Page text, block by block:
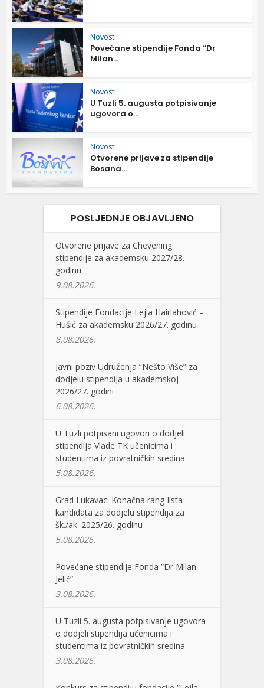
Novosti
Povećane stipendije Fonda “Dr
Milan...
Novosti
U Tuzli 5. augusta potpisivanje
ugovora o...
Novosti
Otvorene prijave za stipendije
Bosana...
POSLJEDNJE OBJAVLJENO
Otvorene prijave za Chevening
stipendije za akademsku 2027/28.
godinu
9.08.2026.
Stipendije Fondacije Lejla Hairlahović –
Hušić za akademsku 2026/27. godinu
8.08.2026.
Javni poziv Udruženja “Nešto Više” za
dodjelu stipendija u akademskoj
2026/27. godini
6.08.2026.
U Tuzli potpisani ugovori o dodjeli
stipendija Vlade TK učenicima i
studentima iz povratničkih sredina
5.08.2026.
Grad Lukavac: Konačna rang-lista
kandidata za dodjelu stipendija za
šk./ak. 2025/26. godinu
5.08.2026.
Povećane stipendije Fonda “Dr Milan
Jelić”
3.08.2026.
U Tuzli 5. augusta potpisivanje ugovora
o dodjeli stipendija učenicima i
studentima iz povratničkih sredina
3.08.2026.